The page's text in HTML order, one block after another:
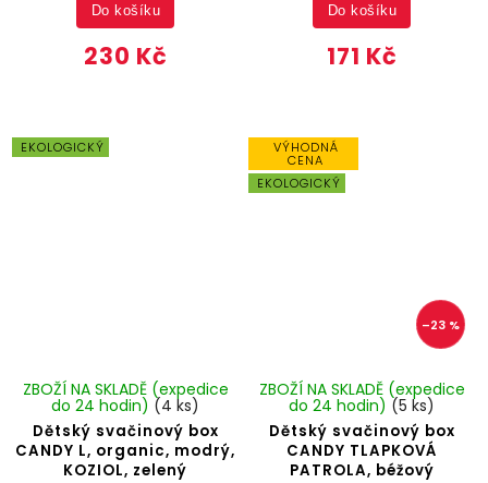
230 Kč
Do košíku
171 Kč
Do košíku
EKOLOGICKÝ
Dětský svačinový box
CANDY L, organic, modrý,
KOZIOL, zelený
ZBOŽÍ NA SKLADĚ (expedice
do 24 hodin) (4 ks)
VÝHODNÁ
CENA
EKOLOGICKÝ
–23 %
Dětský svačinový box
CANDY TLAPKOVÁ
PATROLA, béžový
ZBOŽÍ NA SKLADĚ (expedice
do 24 hodin) (5 ks)